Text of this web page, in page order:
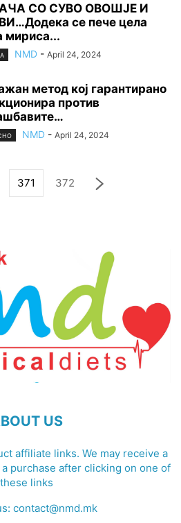
СО СУВО ОВОШЈЕ И
се пече цела
мириса...
NMD - April 24, 2024
метод кој гарантирано
против
NMD - April 24, 2024
371 372
US
affiliate links. We may receive a
purchase after clicking on one of
these links
contact@nmd.mk